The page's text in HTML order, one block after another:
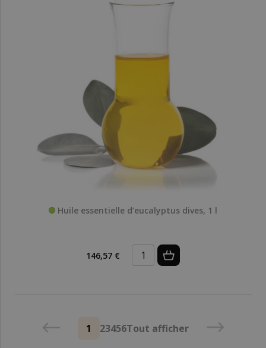
Huile essentielle d’eucalyptus dives, 1 l
146,57 €
1 23456Tout afficher